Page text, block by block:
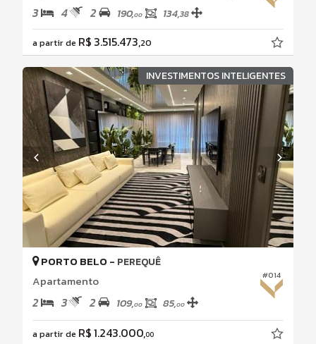
3 4 2 190,00 134,38
a partir de R$ 3.515.473,20
INVESTIMENTOS INTELIGENTES
#014
PORTO BELO - PEREQUÊ
Apartamento
2 3 2 109,00 85,00
a partir de R$ 1.243.000,00